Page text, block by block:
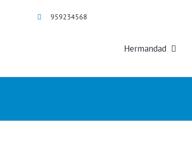
959234568
Hermandad